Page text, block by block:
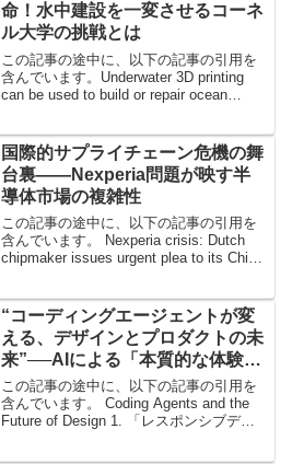
命！水中建設を一変させるコーネ
ル大学の挑戦とは
この記事の途中に、以下の記事の引用を
含んでいます。Underwater 3D printing
can be used to build or repair ocean
国際的サプライチェーン危機の舞
台裏――Nexperia問題が映す半
導体市場の複雑性
この記事の途中に、以下の記事の引用を
含んでいます。 Nexperia crisis: Dutch
chipmaker issues urgent plea to its China
“コーディングエージェントが変
える、デザインとプロダクトの未
来”──AIによる「本質的な体験」
の時代へ
この記事の途中に、以下の記事の引用を
含んでいます。 Coding Agents and the
Future of Design 1. 「レスポンシブデザ